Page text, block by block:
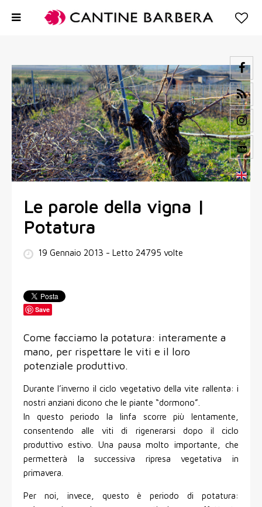
Le parole della vigna |
Potatura
19 Gennaio 2013 - Letto 24795 volte
Save
Come facciamo la potatura: interamente a
mano, per rispettare le viti e il loro
potenziale produttivo.
Durante l’inverno il ciclo vegetativo della vite rallenta: i
nostri anziani dicono che le piante “dormono”.
In questo periodo la linfa scorre più lentamente,
consentendo alle viti di rigenerarsi dopo il ciclo
produttivo estivo. Una pausa molto importante, che
permetterà la successiva ripresa vegetativa in
primavera.
Per noi, invece, questo è periodo di potatura: